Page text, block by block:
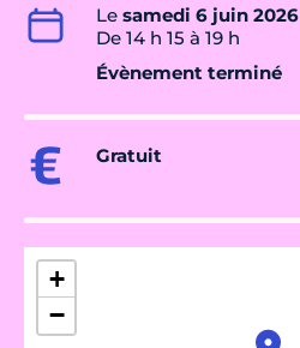
Le samedi 6 juin 2026
De 14 h 15 à 19 h
Évènement terminé
Gratuit
+
−